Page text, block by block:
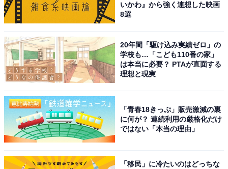
いかわ』から強く連想した映画
8選
20年間「駆け込み実績ゼロ」の
学校も…「こども110番の家」
は本当に必要？ PTAが直面する
理想と現実
「青春18きっぷ」販売激減の裏
に何が？ 連続利用の厳格化だけ
ではない「本当の理由」
「移民」に冷たいのはどっちな